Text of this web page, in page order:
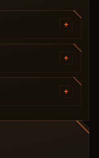
+
准模式（BETA /
活
动瞄准（UnSafe — 高
制
+
人、变异体、动物的
+